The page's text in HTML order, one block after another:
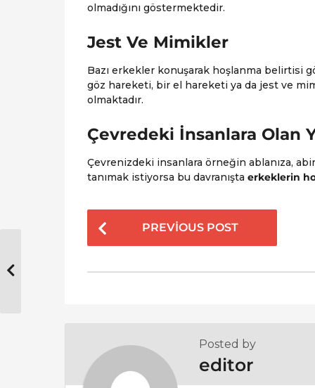
olmadığını göstermektedir.
Jest Ve Mimikler
Bazı erkekler konuşarak hoşlanma belirtisi
göz hareketi, bir el hareketi ya da jest ve
olmaktadır.
Çevredeki İnsanlara Olan
Çevrenizdeki insanlara örneğin ablanıza,
tanımak istiyorsa bu davranışta erkeklerin
o
t
n
PREVIOUS POST
Posted by
editor